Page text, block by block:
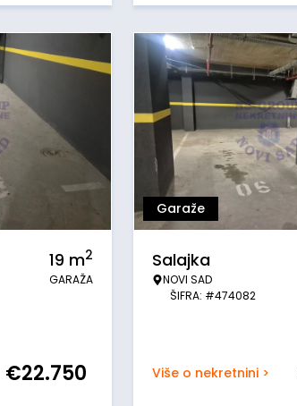
19 m2
GARAŽA
€22.750
Garaže
Salajka
NOVI SAD
ŠIFRA: #474082
Više o nekretnini >